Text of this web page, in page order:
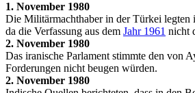
1. November 1980
Die Militärmachthaber in der Türkei legten
da die Verfassung aus dem Jahr 1961 nicht
2. November 1980
Das iranische Parlament stimmte den von
Forderungen nicht beugen würden.
2. November 1980